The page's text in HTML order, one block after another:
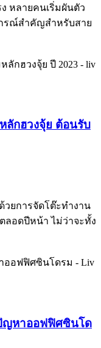
ง หลายคนเริ่มผันตัว
กรณ์สำคัญสำหรับสาย
ลักฮวงจุ้ย ต้อนรับ
วยการจัดโต๊ะทำงาน
ลอดปีหน้า ไม่ว่าจะทั้ง
ญหาออฟฟิศซินโด